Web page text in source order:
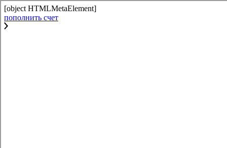
[object HTMLMetaElement]
пополнить счет